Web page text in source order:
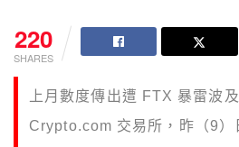
220
SHARES
上月數度傳出遭 FTX 暴雷波
Crypto.com 交易所，昨（9）